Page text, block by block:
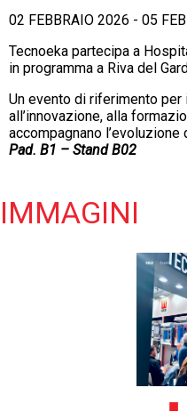
02 FEBBRAIO 2026 - 05
Tecnoeka partecipa a
in programma a Riva del
Un evento di riferimento per
all’innovazione, alla
accompagnano l’evoluzione
Pad. B1 – Stand B02
IMMAGINI